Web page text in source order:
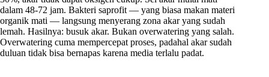
dalam 48-72 jam. Bakteri saprofit — yang biasa makan materi
organik mati — langsung menyerang zona akar yang sudah
lemah. Hasilnya: busuk akar. Bukan overwatering yang salah.
Overwatering cuma mempercepat proses, padahal akar sudah
duluan tidak bisa bernapas karena media terlalu padat.